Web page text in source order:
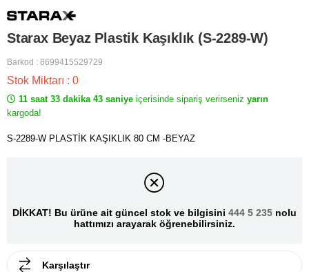
Starax Beyaz Plastik Kaşıklık (S-2289-W)
Barkod : 8699415529729
Stok Miktarı : 0
11 saat 33 dakika 43 saniye içerisinde sipariş verirseniz yarın
kargoda!
S-2289-W PLASTİK KAŞIKLIK 80 CM -BEYAZ
DİKKAT! Bu ürüne ait güncel stok ve bilgisini 444 5 235 nolu
hattımızı arayarak öğrenebilirsiniz.
Karşılaştır